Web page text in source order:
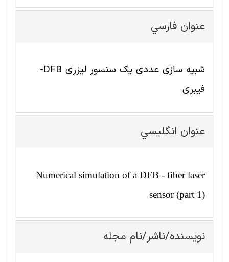
عنوان فارسي
شبیه سازی عددی یک سنسور لیزری DFB-
فیبری
عنوان انگليسي
Numerical simulation of a DFB - fiber laser
sensor (part 1)
نویسنده/ناشر/نام مجله